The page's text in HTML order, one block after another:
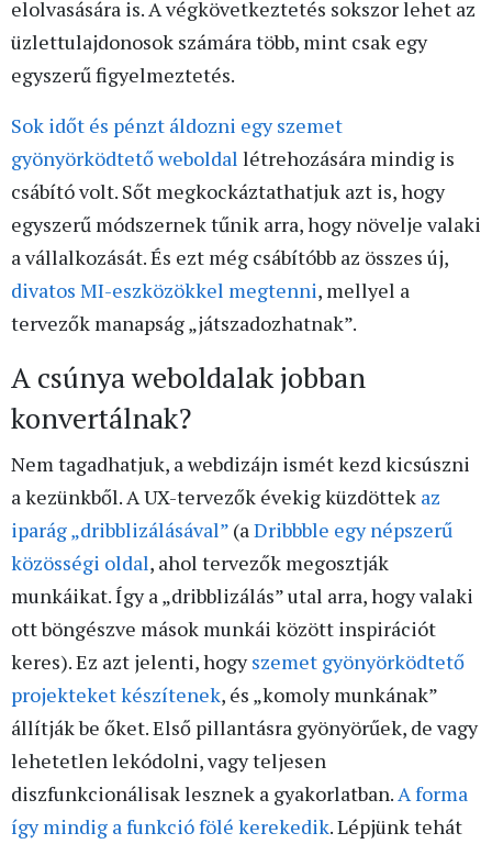
elolvasására is. A végkövetkeztetés sokszor lehet az
üzlettulajdonosok számára több, mint csak egy
egyszerű figyelmeztetés.
Sok időt és pénzt áldozni egy szemet
gyönyörködtető weboldal létrehozására mindig is
csábító volt. Sőt megkockáztathatjuk azt is, hogy
egyszerű módszernek tűnik arra, hogy növelje valaki
a vállalkozását. És ezt még csábítóbb az összes új,
divatos MI-eszközökkel megtenni, mellyel a
tervezők manapság „játszadozhatnak”.
A csúnya weboldalak jobban
konvertálnak?
Nem tagadhatjuk, a webdizájn ismét kezd kicsúszni
a kezünkből. A UX-tervezők évekig küzdöttek az
iparág „dribblizálásával” (aDribbble egy népszerű
közösségi oldal, ahol tervezők megosztják
munkáikat. Így a „dribblizálás” utal arra, hogy valaki
ott böngészve mások munkái között inspirációt
keres). Ez azt jelenti, hogyszemet gyönyörködtető
projekteket készítenek, és „komoly munkának”
állítják be őket. Első pillantásra gyönyörűek, de vagy
lehetetlen lekódolni, vagy teljesen
diszfunkcionálisak lesznek a gyakorlatban.A forma
így mindig a funkció fölé kerekedik. Lépjünk tehát